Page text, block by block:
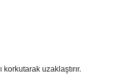
uzaklaştırır.